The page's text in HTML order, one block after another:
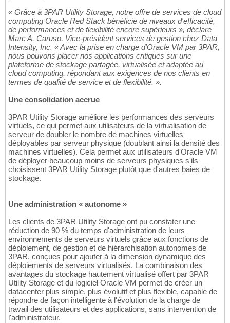
« Grâce à 3PAR Utility Storage, notre offre de services de cloud
computing Oracle Red Stack bénéficie de niveaux d'efficacité,
de performances et de flexibilité encore supérieurs », déclare
Marc A. Caruso, Vice-président services de gestion chez Data
Intensity, Inc. « Avec la prise en charge d'Oracle VM par 3PAR,
nous pouvons placer nos applications critiques sur une
plateforme de stockage partagée, virtualisée et adaptée au
cloud computing, répondant aux exigences de nos clients en
termes de qualité de service et de flexibilité. ».
Une consolidation accrue
3PAR Utility Storage améliore les performances des serveurs
virtuels, ce qui permet aux utilisateurs de la virtualisation de
serveur de doubler le nombre de machines virtuelles
déployables par serveur physique (doublant ainsi la densité des
machines virtuelles). Cela permet aux utilisateurs d'Oracle VM
de déployer beaucoup moins de serveurs physiques s'ils
choisissent 3PAR Utility Storage plutôt que d'autres baies de
stockage.
Une administration « autonome »
Les clients de 3PAR Utility Storage ont pu constater une
réduction de 90 % du temps d'administration de leurs
environnements de serveurs virtuels grâce aux fonctions de
déploiement, de gestion et de hiérarchisation autonomes de
3PAR, conçues pour ajouter à la dimension dynamique des
déploiements de serveurs virtualisés. La combinaison des
avantages du stockage hautement virtualisé offert par 3PAR
Utility Storage et du logiciel Oracle VM permet de créer un
datacenter plus simple, plus évolutif et plus flexible, capable de
répondre de façon intelligente à l'évolution de la charge de
travail des utilisateurs et des applications, sans intervention de
l'administrateur.